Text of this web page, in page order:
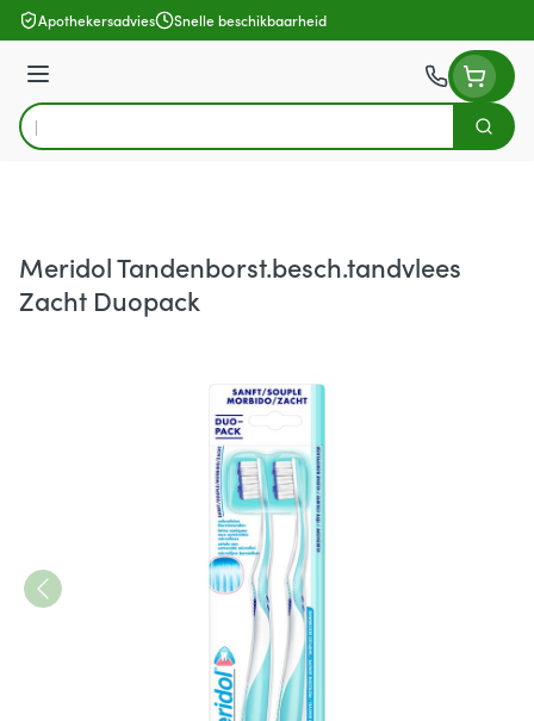
Ga naar de inhoud
Apothekersadvies Snelle beschikbaarheid
Menu
Product, merk, categorie...
Zoek
Meridol Tandenborst.besch.tandvlees
Zacht Duopack